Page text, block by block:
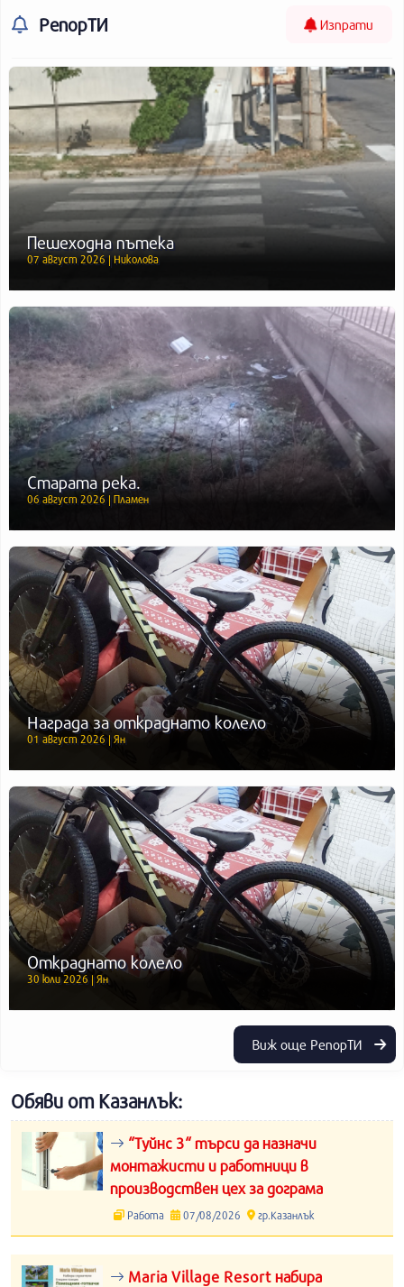
РепорТИ Изпрати
Пешеходна пътека
07 август 2026 | Николова
Старата река.
06 август 2026 | Пламен
Награда за откраднато колело
01 август 2026 | Ян
Откраднато колело
30 юли 2026 | Ян
Виж още РепорТИ
Обяви от Казанлък:
“Туйнс 3“ търси да назначи
монтажисти и работници в
производствен цех за дограма
Работа 07/08/2026 гр.Казанлък
Maria Village Resort набира